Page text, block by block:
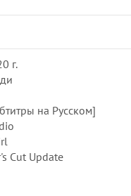
г.
на Русском]
Cut Update